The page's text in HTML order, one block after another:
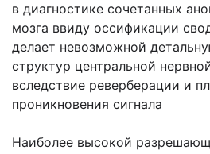
в диагностике сочетанных
мозга ввиду оссификации
делает невозможной
структур центральной
вследствие реверберации и
проникновения сигнала
Наиболее высокой